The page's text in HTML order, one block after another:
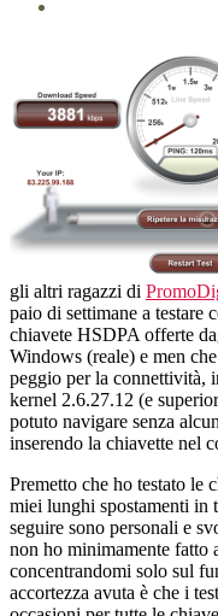
gli altri ragazzi di
paio di settimane a testare
chiavete HSDPA offerte
Windows (reale) e men
peggio per la connettività,
kernel 2.6.27.12 (e
potuto navigare senza
inserendo la chiavette nel
Premetto che ho testato le
miei lunghi spostamenti in
seguire sono personali e
non ho minimamente fatto
concentrandomi solo sul
accortezza avuta è che i